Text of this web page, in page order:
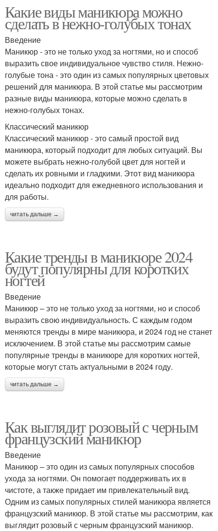
Какие виды маникюра можно
сделать в нежно-голубых тонах
Введение
Маникюр - это не только уход за ногтями, но и способ
выразить свое индивидуальное чувство стиля. Нежно-
голубые тона - это один из самых популярных цветовых
решений для маникюра. В этой статье мы рассмотрим
разные виды маникюра, которые можно сделать в
нежно-голубых тонах.
Классический маникюр
Классический маникюр - это самый простой вид
маникюра, который подходит для любых ситуаций. Вы
можете выбрать нежно-голубой цвет для ногтей и
сделать их ровными и гладкими. Этот вид маникюра
идеально подходит для ежедневного использования и
для работы.
читать дальше →
Какие тренды в маникюре 2024
будут популярны для коротких
ногтей
Введение
Маникюр – это не только уход за ногтями, но и способ
выразить свою индивидуальность. С каждым годом
меняются тренды в мире маникюра, и 2024 год не станет
исключением. В этой статье мы рассмотрим самые
популярные тренды в маникюре для коротких ногтей,
которые могут стать актуальными в 2024 году.
читать дальше →
Как выглядит розовый с черным
французский маникюр
Введение
Маникюр – это один из самых популярных способов
ухода за ногтями. Он помогает поддерживать их в
чистоте, а также придает им привлекательный вид.
Одним из самых популярных стилей маникюра является
французский маникюр. В этой статье мы рассмотрим, как
выглядит розовый с черным французский маникюр.